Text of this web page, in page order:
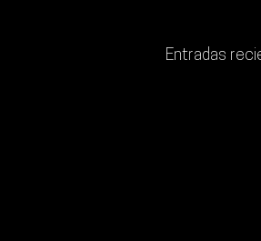
Entradas